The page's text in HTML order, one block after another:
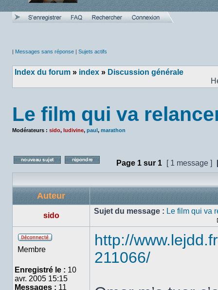
| Messages sans réponse | Sujets actifs
Index du forum » index » Discussion générale
Le film qui va
Modérateurs : sido, ludivine, paul, marathon
Poster un nouveau sujetRépondre au sujet
Page 1 sur 1 [ 1 message ]
Auteur
sido
Sujet du message : Le film qui va
Membre
Enregistré le : 10
avr. 2005 15:15
Messages : 11
http://
211066/